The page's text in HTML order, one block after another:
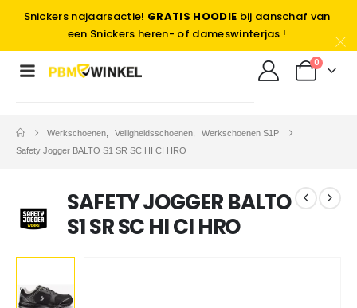
Snickers najaarsactie! GRATIS HOODIE bij aanschaf van
een Snickers heren- of dameswinterjas !
0
Werkschoenen Veiligheidsschoenen
Werkschoenen S1P
Safety Jogger BALTO S1 SR SC HI CI HRO
SAFETY JOGGER BALTO
S1 SR SC HI CI HRO